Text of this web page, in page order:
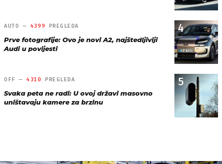
4
AUTO — 4399 PREGLEDA
Prve fotografije: Ovo je novi A2, najštedljiviji
Audi u povijesti
5
OFF —4310 PREGLEDA
Svaka peta ne radi: U ovoj državi masovno
uništavaju kamere za brzinu